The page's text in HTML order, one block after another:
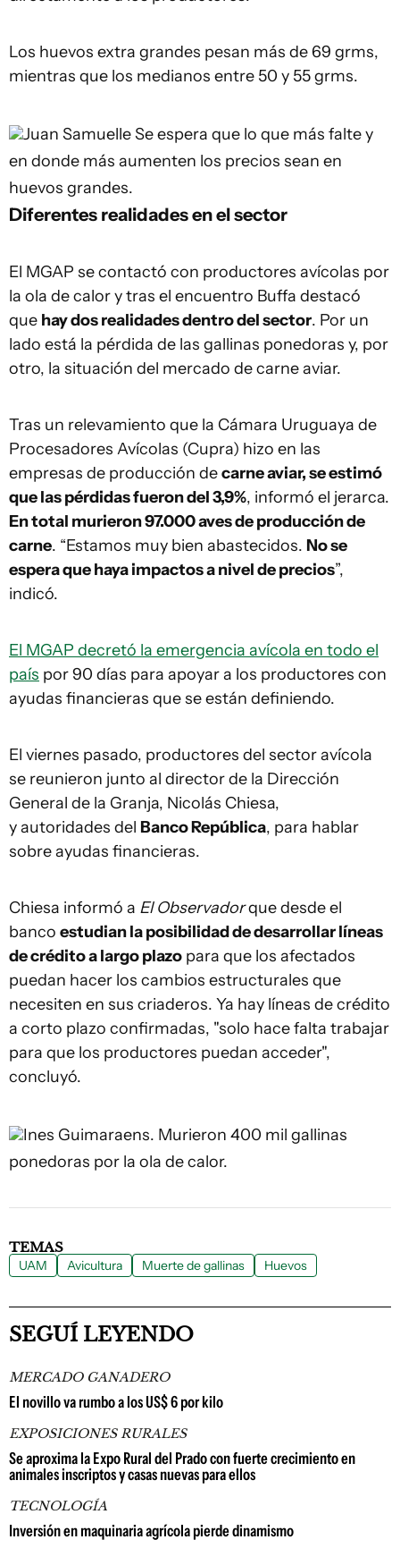
Los huevos extra grandes pesan más de 69 grms,
mientras que los medianos entre 50 y 55 grms.
Juan SamuelleSe espera que lo que más falte y
en donde más aumenten los precios sean en
huevos grandes.
Diferentes realidades en el sector
El MGAP se contactó con productores avícolas por
la ola de calor y tras el encuentro Buffa destacó
que hay dos realidades dentro del sector. Por un
lado está la pérdida de las gallinas ponedoras y, por
otro, la situación del mercado de carne aviar.
Tras un relevamiento que la Cámara Uruguaya de
Procesadores Avícolas (Cupra) hizo en las
empresas de producción decarne aviar, se estimó
que las pérdidas fueron del 3,9%, informó el jerarca.
En total murieron 97.000 aves de producción de
carne. “Estamos muy bien abastecidos. No se
espera que haya impactos a nivel de precios”,
indicó.
El MGAP decretó la emergencia avícola en todo el
país por 90 días para apoyar a los productores con
ayudas financieras que se están definiendo.
El viernes pasado, productores del sector avícola
se reunieron junto al director de la Dirección
General de la Granja, Nicolás Chiesa,
y autoridades del Banco República, para hablar
sobre ayudas financieras.
Chiesa informó a El Observadorque desde el
banco estudian la posibilidad de desarrollar líneas
de crédito a largo plazo para que los afectados
puedan hacer los cambios estructurales que
necesiten en sus criaderos. Ya hay líneas de crédito
a corto plazo confirmadas, "solo hace falta trabajar
para que los productores puedan acceder",
concluyó.
Ines Guimaraens. Murieron 400 mil gallinas
ponedoras por la ola de calor.
TEMAS
UAM Avicultura Muerte de gallinas Huevos
SEGUÍ LEYENDO
MERCADO GANADERO
El novillo va rumbo a los US$ 6 por kilo
EXPOSICIONES RURALES
Se aproxima la Expo Rural del Prado con fuerte crecimiento en
animales inscriptos y casas nuevas para ellos
TECNOLOGÍA
Inversión en maquinaria agrícola pierde dinamismo